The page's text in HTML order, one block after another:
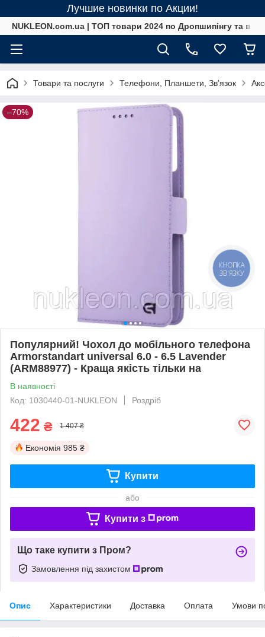
Лучшие новинки по Акции!
NUKLEON.com.ua | ТОП товари 2024 по Дропшипінгу та в
Товари та послуги Телефони, Планшети, Зв'язок
–70%
Популярний! Чохол до мобільного телефона
Armorstandart universal 6.0 - 6.5 Lavender
(ARM88977) - Краща якість тільки на
В наявності
Код: 1030440-01-NUKLEON
Роздріб
422 ₴ 1 407 ₴
Економія 985 ₴
Купити
або
Купити з
Що таке купити з Пром?
Замовлення під захистом
Опис Характеристики Доставка Оплата Умови
КНОПКА
ЗВ'ЯЗКУ